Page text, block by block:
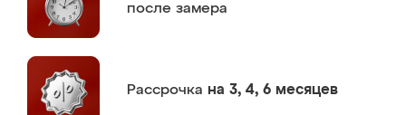
после замера
Рассрочка на 3, 4, 6 месяцев